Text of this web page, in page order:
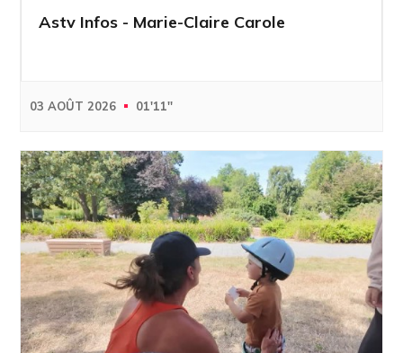
Astv Infos - Marie-Claire Carole
03 AOÛT 2026 01'11''